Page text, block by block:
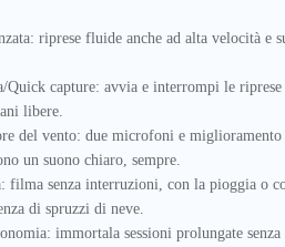
riprese fluide anche ad alta velocità e
Quick capture: avvia e interrompi le
libere.
del vento: due microfoni e miglioramento
un suono chiaro, sempre.
filma senza interruzioni, con la pioggia o
di spruzzi di neve.
immortala sessioni prolungate senza